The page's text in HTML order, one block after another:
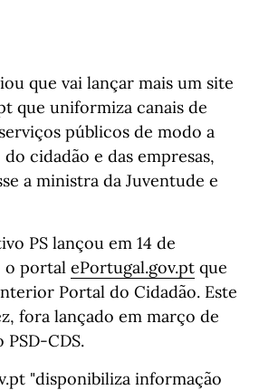
que vai lançar mais um site
que uniformiza canais de
públicos de modo a
cidadão e das empresas,
a ministra da Juventude e
PS lançou em 14 de
o portal ePortugal.gov.pt que
Portal do Cidadão. Este
fora lançado em março de
PSD-CDS.
"disponibiliza informação